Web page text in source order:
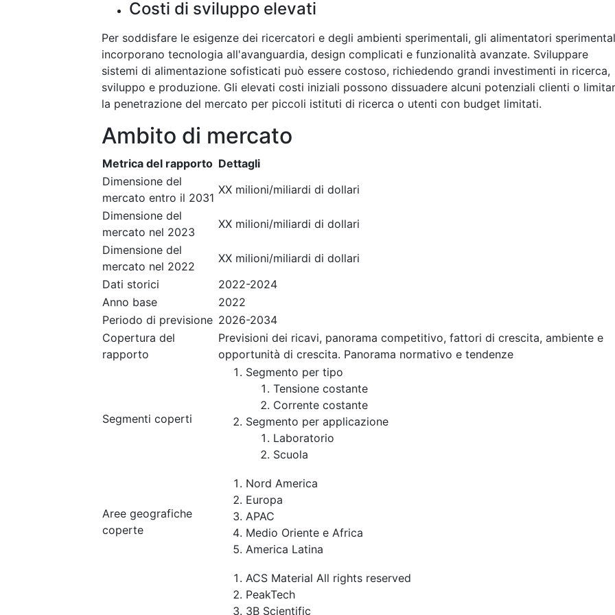
Costi di sviluppo elevati
Per soddisfare le esigenze dei ricercatori e degli ambienti sperimentali, gli alimentatori
incorporano tecnologia all'avanguardia, design complicati e funzionalità avanzate. Sviluppare
sistemi di alimentazione sofisticati può essere costoso, richiedendo grandi investimenti in ricerca,
sviluppo e produzione. Gli elevati costi iniziali possono dissuadere alcuni potenziali clienti o
la penetrazione del mercato per piccoli istituti di ricerca o utenti con budget limitati.
Ambito di mercato
Metrica del rapporto Dettagli
Dimensione del
mercato entro il 2031
XX milioni/miliardi di dollari
Dimensione del
mercato nel 2023
XX milioni/miliardi di dollari
Dimensione del
mercato nel 2022
XX milioni/miliardi di dollari
Dati storici
2022-2024
Anno base
2022
Periodo di previsione 2026-2034
Copertura del
rapporto
Previsioni dei ricavi, panorama competitivo, fattori di crescita, ambiente e
opportunità di crescita. Panorama normativo e tendenze
Segmenti coperti
Segmento per tipo
Tensione costante
Corrente costante
Segmento per applicazione
Laboratorio
Scuola
Aree geografiche
coperte
Nord America
Europa
APAC
Medio Oriente e Africa
America Latina
ACS Material All rights reserved
PeakTech
3B Scientific